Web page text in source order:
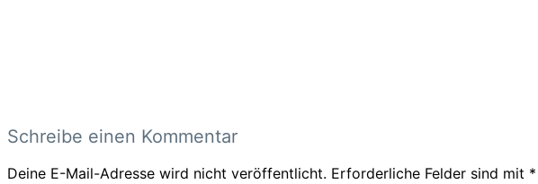
Schreibe einen Kommentar
Deine E-Mail-Adresse wird nicht veröffentlicht. Erforderliche Felder sind mit *